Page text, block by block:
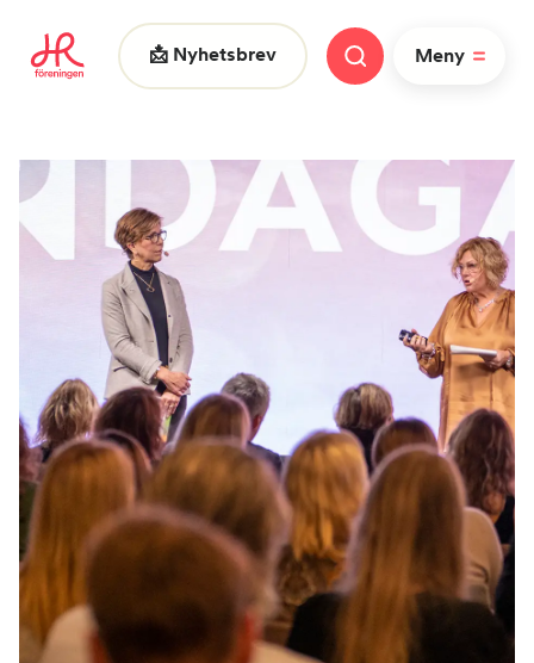
📩 Nyhetsbrev Meny
Vad letar du efter?
FAQ Nyheter Nätverk
HR dagarna